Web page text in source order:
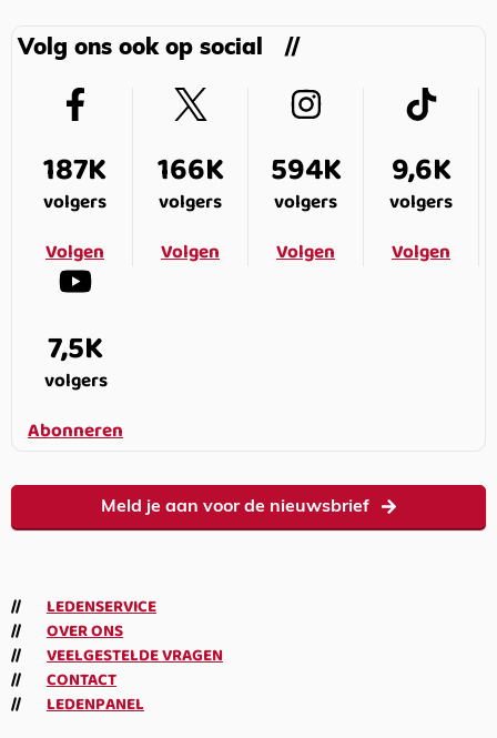
Volg ons ook op social
187K
volgers
Volgen
166K
volgers
Volgen
594K
volgers
Volgen
9,6K
volgers
Volgen
7,5K
volgers
Abonneren
Meld je aan voor de nieuwsbrief
LEDENSERVICE
OVER ONS
VEELGESTELDE VRAGEN
CONTACT
LEDENPANEL